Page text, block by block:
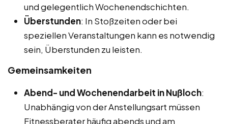
und gelegentlich Wochenendschichten.
Überstunden: In Stoßzeiten oder bei
speziellen Veranstaltungen kann es notwendig
sein, Überstunden zu leisten.
Gemeinsamkeiten
Abend- und Wochenendarbeit in Nußloch:
Unabhängig von der Anstellungsart müssen
Fitnessberater häufig abends und am